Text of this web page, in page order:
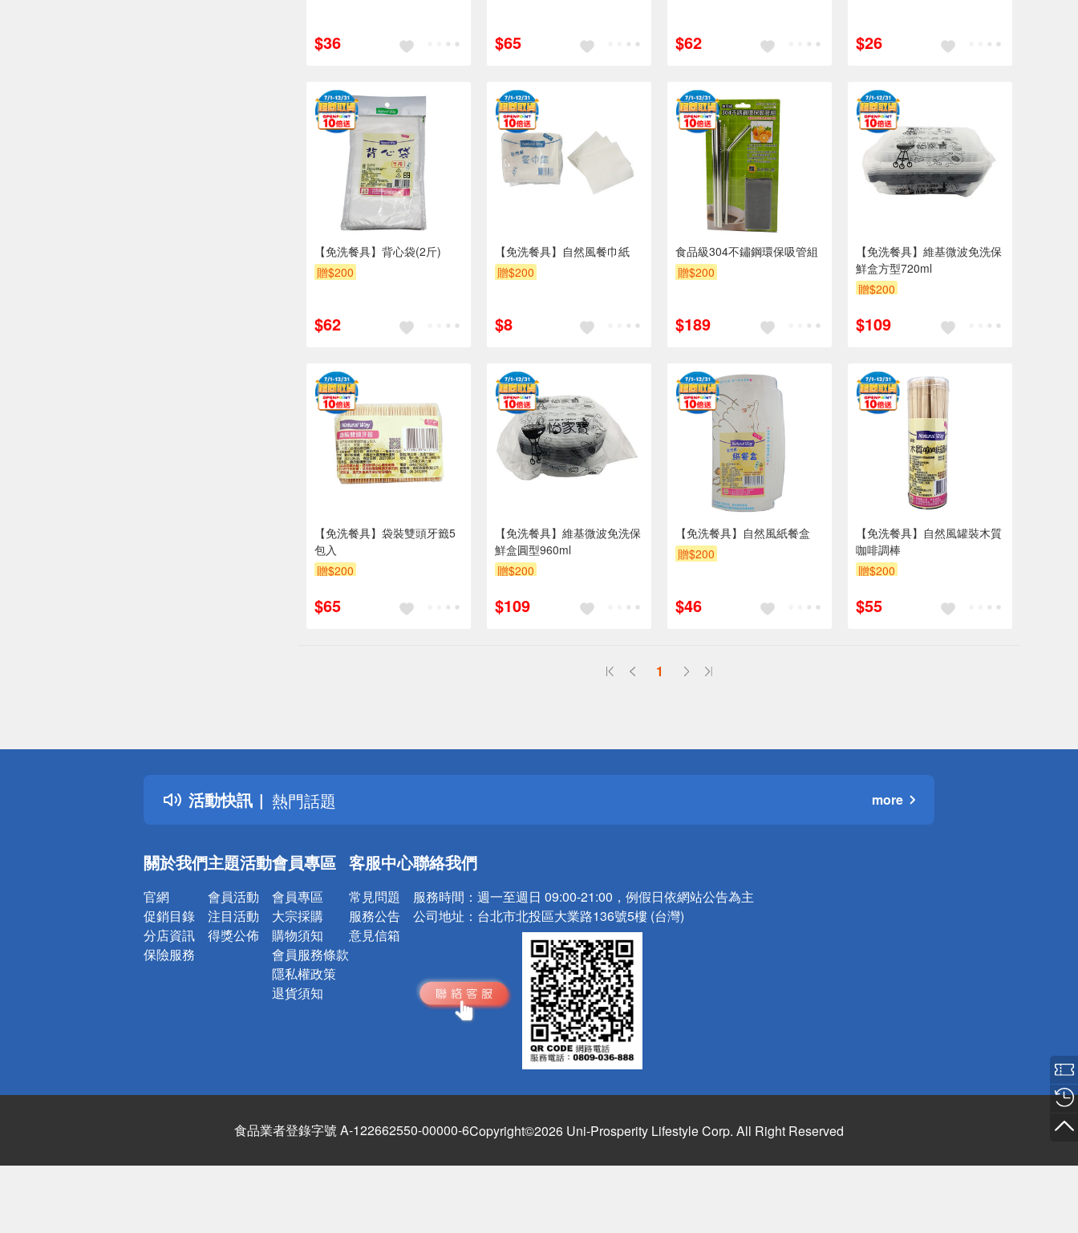
$36 $65 $62 $26
【免洗餐具】背心袋(2斤)
贈$200
$62
【免洗餐具】自然風餐巾紙
贈$200
$8
食品級304不鏽鋼環保吸管組
贈$200
$189
【免洗餐具】維基微波免洗保
鮮盒方型720ml
贈$200
$109
【免洗餐具】袋裝雙頭牙籤5
包入
贈$200
$65
【免洗餐具】維基微波免洗保
鮮盒圓型960ml
贈$200
$109
【免洗餐具】自然風紙餐盒
贈$200
$46
【免洗餐具】自然風罐裝木質
咖啡調棒
贈$200
$55
1
活動快訊
詐騙網頁！請小心！
得獎公告
熱門話題
銀行優惠
詐騙網頁！請小心！
more
關於我們
官網
促銷目錄
分店資訊
保險服務
主題活動
會員活動
注目活動
得獎公佈
會員專區
會員專區
大宗採購
購物須知
會員服務條款
隱私權政策
退貨須知
客服中心
常見問題
服務公告
意見信箱
聯絡我們
服務時間： 週一至週日 09:00-21:00，例假日依網站公告為主
公司地址： 台北市北投區大業路136號5樓 (台灣)
食品業者登錄字號 A-122662550-00000-6Copyright©2026 Uni-Prosperity Lifestyle Corp. All Right Reserved